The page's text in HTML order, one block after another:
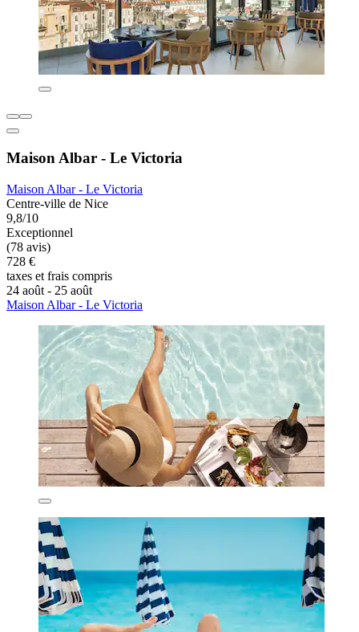
Maison Albar - Le Victoria
Maison Albar - Le Victoria
Centre-ville de Nice
9,8/10
Exceptionnel
(78 avis)
728 €
taxes et frais compris
24 août - 25 août
Maison Albar - Le Victoria